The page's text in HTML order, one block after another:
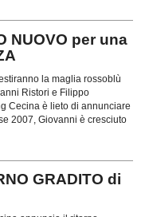
NUOVO per una
la maglia rossoblù
Ristori e Filippo
Cecina è lieto di annunciare
2007, Giovanni è cresciuto
GRADITO di